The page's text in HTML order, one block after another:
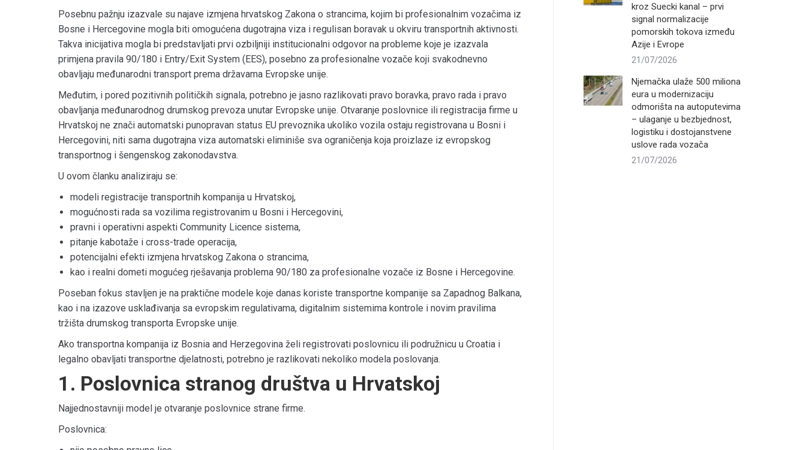
Posebnu pažnju izazvale su najave izmjena hrvatskog Zakona o strancima, kojim bi profesionalnim vozačima iz
Bosne i Hercegovine mogla biti omogućena dugotrajna viza i regulisan boravak u okviru transportnih aktivnosti.
Takva inicijativa mogla bi predstavljati prvi ozbiljniji institucionalni odgovor na probleme koje je izazvala
primjena pravila 90/180 i Entry/Exit System (EES), posebno za profesionalne vozače koji svakodnevno
obavljaju međunarodni transport prema državama Evropske unije.
Međutim, i pored pozitivnih političkih signala, potrebno je jasno razlikovati pravo boravka, pravo rada i pravo
obavljanja međunarodnog drumskog prevoza unutar Evropske unije. Otvaranje poslovnice ili registracija firme u
Hrvatskoj ne znači automatski punopravan status EU prevoznika ukoliko vozila ostaju registrovana u Bosni i
Hercegovini, niti sama dugotrajna viza automatski eliminiše sva ograničenja koja proizlaze iz evropskog
transportnog i šengenskog zakonodavstva.
U ovom članku analiziraju se:
modeli registracije transportnih kompanija u Hrvatskoj,
mogućnosti rada sa vozilima registrovanim u Bosni i Hercegovini,
pravni i operativni aspekti Community Licence sistema,
pitanje kabotaže i cross-trade operacija,
potencijalni efekti izmjena hrvatskog Zakona o strancima,
kao i realni dometi mogućeg rješavanja problema 90/180 za profesionalne vozače iz Bosne i Hercegovine.
Poseban fokus stavljen je na praktične modele koje danas koriste transportne kompanije sa Zapadnog Balkana,
kao i na izazove usklađivanja sa evropskim regulativama, digitalnim sistemima kontrole i novim pravilima
tržišta drumskog transporta Evropske unije.
Ako transportna kompanija iz Bosnia and Herzegovina želi registrovati poslovnicu ili podružnicu u Croatia i
legalno obavljati transportne djelatnosti, potrebno je razlikovati nekoliko modela poslovanja.
1. Poslovnica stranog društva u Hrvatskoj
Najjednostavniji model je otvaranje poslovnice strane firme.
Poslovnica:
kroz Suecki kanal – prvi
signal normalizacije
pomorskih tokova između
Azije i Evrope
21/07/2026
Njemačka ulaže 500 miliona
eura u modernizaciju
odmorišta na autoputevima
– ulaganje u bezbjednost,
logistiku i dostojanstvene
uslove rada vozača
21/07/2026